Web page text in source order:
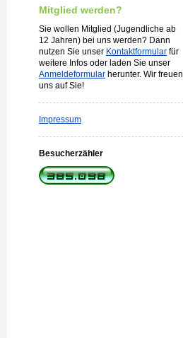
Mitglied werden?
Sie wollen Mitglied (Jugendliche ab
12 Jahren) bei uns werden? Dann
nutzen Sie unser Kontaktformular für
weitere Infos oder laden Sie unser
Anmeldeformular herunter. Wir freuen
uns auf Sie!
Impressum
Besucherzähler